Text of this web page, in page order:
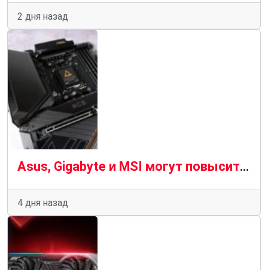
2 дня назад
Asus, Gigabyte и MSI могут повысить цены на свои материнские платы в третьем квартале 2026 года
4 дня назад